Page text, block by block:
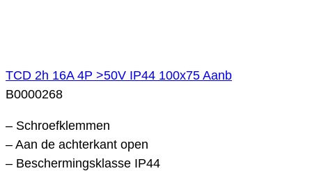
TCD 2h 16A 4P >50V IP44 100x75 Aanb
B0000268
– Schroefklemmen
– Aan de achterkant open
– Beschermingsklasse IP44